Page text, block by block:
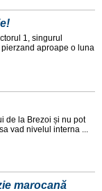
1, singurul
aproape o luna
de la Brezoi și nu pot
vad nivelul interna ...
marocană